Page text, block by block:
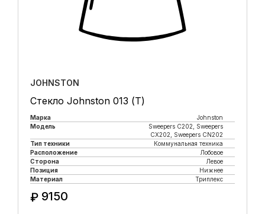
JOHNSTON
Стекло Johnston 013 (Т)
Марка
Johnston
Модель
Sweepers C202, Sweepers
CX202, Sweepers CN202
Тип техники
Коммунальная техника
Расположение
Лобовое
Сторона
Левое
Позиция
Нижнее
Материал
Триплекс
₽ 9150